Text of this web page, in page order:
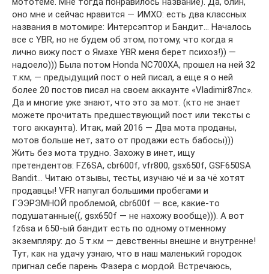
оно мне и сейчас нравится — ИМХО: есть два классных
названия в мотомире: Интерсэптор и Бандит… Началось
все с YBR, но не будем об этом, потому, что когда я
лично вижу пост о Ямахе YBR меня берет психоз!)) —
надоело))) Была потом Honda NC700XA, прошел на ней 32
т.км, — предыдущий пост о ней писал, а еще я о ней
более 20 постов писал на своем аккаунте «Vladimir87nc».
Да и многие уже знают, что это за мот. (кто не знает
можете прочитать предшествующий пост или тексты с
того аккаунта). Итак, май 2016 — Два мота проданы,
мотов больше нет, зато от продажи есть бабосы)))
Жить без мота трудно. Захожу в инет, ищу
претендентов: FZ6SA, cbr600f, vfr800, gsx650f, GSF650SA
Bandit… Читаю отзывы, тесты, изучаю чё и за чё хотят
продавцы! VFR напугал большими пробегами и
ГЭЭРЭМНОЙ проблемой, cbr600f — все, какие-то
подушатанные((, gsx650f — не нахожу вообще))). А вот
fz6sa и 650-ый бандит есть по одному отменному
экземпляру: до 5 т.км — девственны внешне и внутренне!
Тут, как на удачу узнаю, что в наш маленький городок
пригнал себе парень Фазера с мордой. Встречаюсь,